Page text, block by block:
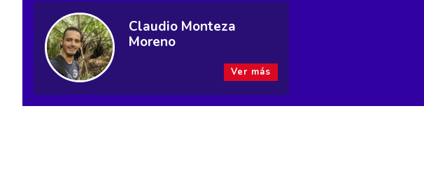
Claudio Monteza
Moreno
Ver más